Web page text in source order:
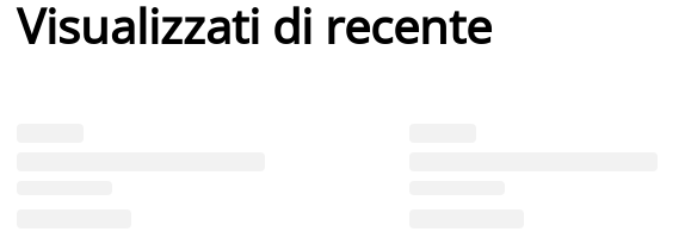
Visualizzati di recente